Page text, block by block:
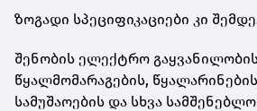
ზოგადი სპეციფიკაციები კი
შენობის ელექტრო
წყალმომარაგების,
სამუშაოების და სხვა